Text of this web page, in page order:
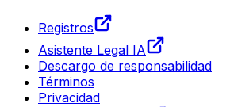
Registros
Asistente Legal IA
Descargo de responsabilidad
Términos
Privacidad